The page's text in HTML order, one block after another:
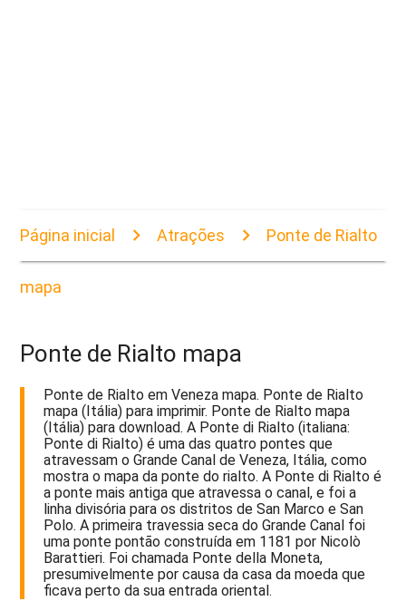
Página inicial Atrações Ponte de Rialto
mapa
Ponte de Rialto mapa
Ponte de Rialto em Veneza mapa. Ponte de Rialto
mapa (Itália) para imprimir. Ponte de Rialto mapa
(Itália) para download. A Ponte di Rialto (italiana:
Ponte di Rialto) é uma das quatro pontes que
atravessam o Grande Canal de Veneza, Itália, como
mostra o mapa da ponte do rialto. A Ponte di Rialto é
a ponte mais antiga que atravessa o canal, e foi a
linha divisória para os distritos de San Marco e San
Polo. A primeira travessia seca do Grande Canal foi
uma ponte pontão construída em 1181 por Nicolò
Barattieri. Foi chamada Ponte della Moneta,
presumivelmente por causa da casa da moeda que
ficava perto da sua entrada oriental.